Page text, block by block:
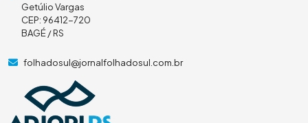
Getúlio Vargas
CEP: 96412-720
BAGÉ / RS
folhadosul@jornalfolhadosul.com.br